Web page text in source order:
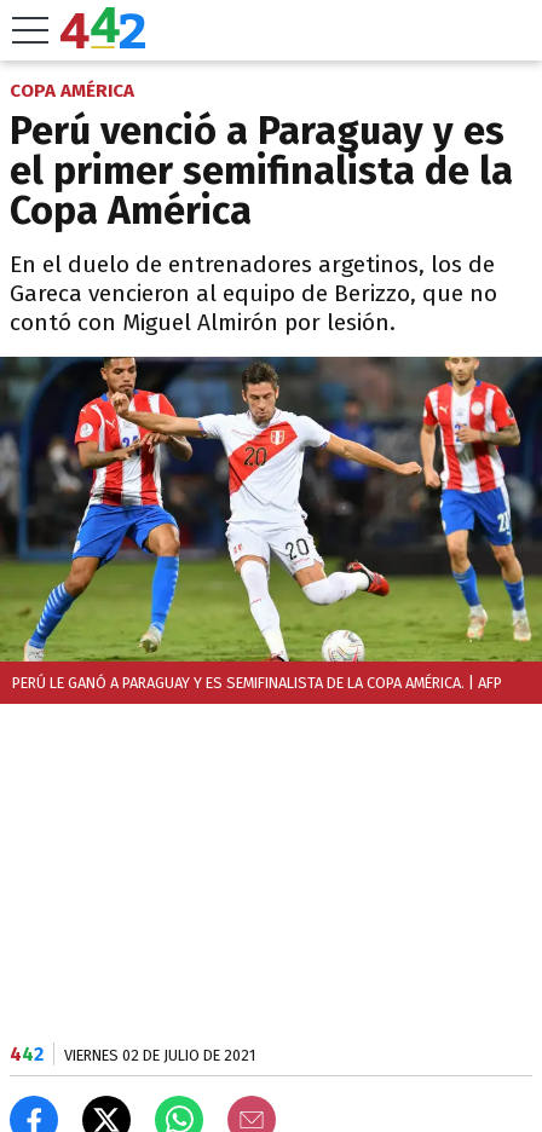
COPA AMÉRICA
Perú venció a Paraguay y es
el primer semifinalista de la
Copa América
En el duelo de entrenadores argetinos, los de
Gareca vencieron al equipo de Berizzo, que no
contó con Miguel Almirón por lesión.
PERÚ LE GANÓ A PARAGUAY Y ES SEMIFINALISTA DE LA COPA AMÉRICA. | AFP
442 VIERNES 02 DE JULIO DE 2021